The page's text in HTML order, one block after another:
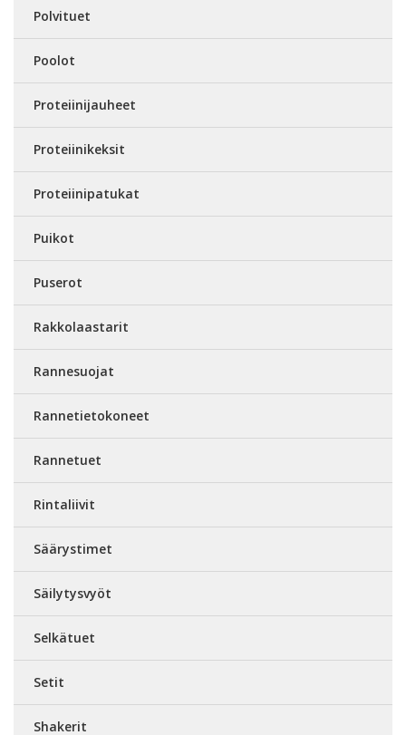
Polvituet
Poolot
Proteiinijauheet
Proteiinikeksit
Proteiinipatukat
Puikot
Puserot
Rakkolaastarit
Rannesuojat
Rannetietokoneet
Rannetuet
Rintaliivit
Säärystimet
Säilytysvyöt
Selkätuet
Setit
Shakerit